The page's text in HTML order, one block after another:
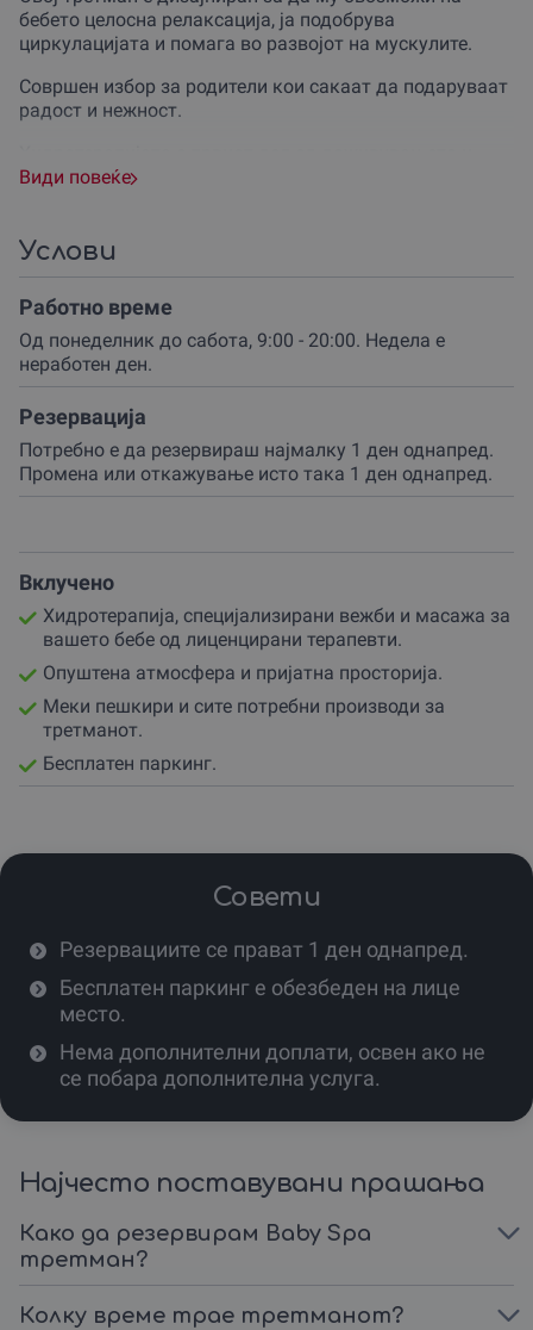
бебето целосна релаксација, ја подобрува
циркулацијата и помага во развојот на мускулите.
Совршен избор за родители кои сакаат да подаруваат
радост и нежност.
претставува нежно капење во специјално подготвена
топлината на водата, што дополнително го релаксира
и ја подобрува циркулацијата.
Вежбите се следниот чекор, при што професионален
терапевт ќе го води бебето низ внимателно осмислени
движења кои му помагаат да го зајакне телото и да го
поттикне неговиот природен развој.
На крајот, бебето ќе ужива во нежна масажа која ја
подобрува енергијата, го смирува и му дава чувство
на сигурност. Ова е вистинско уживање за малото
тело и ум!
создадат незаборавни моменти со своето малечко.
Доживувањето е совршен подарок за родендени,
Ова е единствено доживување кое не само што ќе го
релаксира вашето бебе, туку и ќе му помогне во
Види повеќе
Услови
Работно време
Од понеделник до сабота, 9:00 - 20:00. Недела е
неработен ден.
Резервација
Потребно е да резервираш најмалку 1 ден однапред.
Промена или откажување исто така 1 ден однапред.
Вклучено
Хидротерапија, специјализирани вежби и масажа за
вашето бебе од лиценцирани терапевти.
Опуштена атмосфера и пријатна просторија.
Меки пешкири и сите потребни производи за
третманот.
Бесплатен паркинг.
Совети
Резервациите се прават 1 ден однапред.
Бесплатен паркинг е обезбеден на лице
место.
Нема дополнителни доплати, освен ако не
се побара дополнителна услуга.
Најчесто поставувани прашања
Како да резервирам Baby Spa
третман?
Колку време трае третманот?